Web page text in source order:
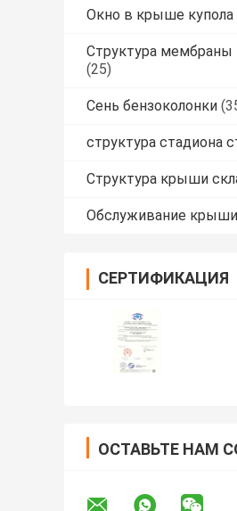
Окно в крыше
Структура мембраны
(25)
Сень бензоколонки
структура стадиона
Структура крыши
Обслуживание
СЕРТИФИКАЦИЯ
ОСТАВЬТЕ НАМ